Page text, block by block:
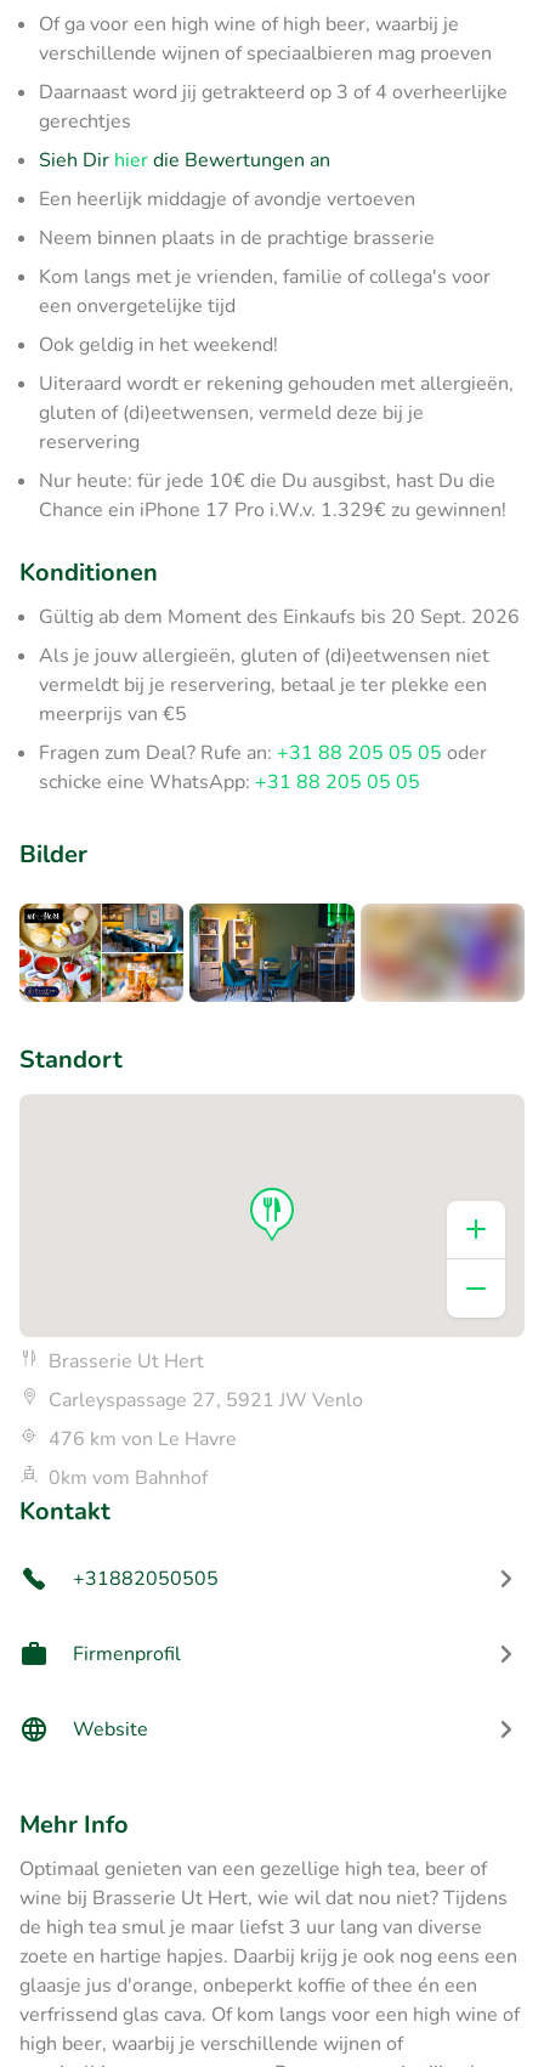
Of ga voor een high wine of high beer, waarbij je
verschillende wijnen of speciaalbieren mag proeven
Daarnaast word jij getrakteerd op 3 of 4 overheerlijke
gerechtjes
Sieh Dir hierdie Bewertungen an
Een heerlijk middagje of avondje vertoeven
Neem binnen plaats in de prachtige brasserie
Kom langs met je vrienden, familie of collega's voor
een onvergetelijke tijd
Ook geldig in het weekend!
Uiteraard wordt er rekening gehouden met allergieën,
gluten of (di)eetwensen, vermeld deze bij je
reservering
Nur heute: für jede 10€ die Du ausgibst, hast Du die
Chance ein iPhone 17 Pro i.W.v. 1.329€ zu gewinnen!
Konditionen
Gültig ab dem Moment des Einkaufs bis 20 Sept. 2026
Als je jouw allergieën, gluten of (di)eetwensen niet
vermeldt bij je reservering, betaal je ter plekke een
meerprijs van €5
Fragen zum Deal? Rufe an: +31 88 205 05 05 oder
schicke eine WhatsApp: +31 88 205 05 05
Bilder
Standort
Brasserie Ut Hert
Carleyspassage 27, 5921 JW Venlo
476 km von Le Havre
0km vom Bahnhof
Kontakt
+31882050505
Firmenprofil
Website
Mehr Info
Optimaal genieten van een gezellige high tea, beer of
wine bij Brasserie Ut Hert, wie wil dat nou niet? Tijdens
de high tea smul je maar liefst 3 uur lang van diverse
zoete en hartige hapjes. Daarbij krijg je ook nog eens een
glaasje jus d'orange, onbeperkt koffie of thee én een
verfrissend glas cava. Of kom langs voor een high wine of
high beer, waarbij je verschillende wijnen of